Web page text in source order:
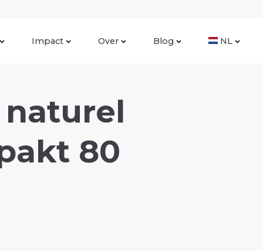
Impact Over Blog NL
80